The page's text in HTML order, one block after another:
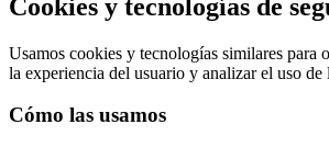
Cookies y tecnologías de
Usamos cookies y tecnologías similares para
la experiencia del usuario y analizar el uso de
Cómo las usamos